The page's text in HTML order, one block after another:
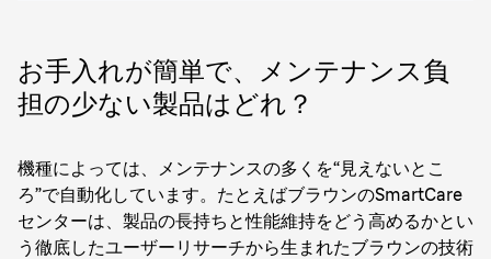
お手入れが簡単で、メンテナンス負
担の少ない製品はどれ？
機種によっては、メンテナンスの多くを“見えないとこ
ろ”で自動化しています。たとえばブラウンのSmartCare
センターは、製品の長持ちと性能維持をどう高めるかとい
う徹底したユーザーリサーチから生まれたブラウンの技術